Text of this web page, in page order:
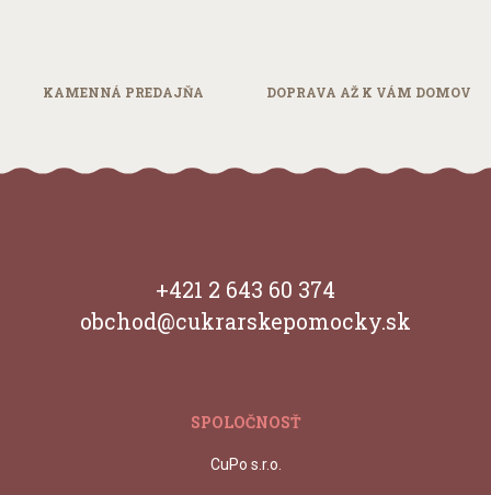
KAMENNÁ PREDAJŇA DOPRAVA AŽ K VÁM DOMOV
+421 2 643 60 374
obchod@cukrarskepomocky.sk
SPOLOČNOSŤ
CuPo s.r.o.